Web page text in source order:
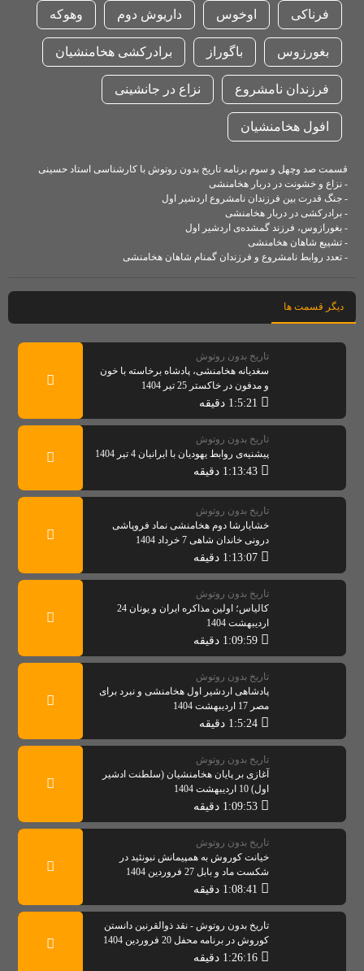
فرناکی اوخوس داریوش دوم وهوکه
بغورزوس باگوراز برادرکشی هخامنشیان
فرزندان نامشروع نزاع در جانشینی
افول هخامنشیان
قسمت صد وچهل و سوم برنامه تاریخ بدون روتوش با کارشناسی استاد حسینی
- نزاع و خشونت در دربار هخامنشی
- جنگ قدرت بین فرزندان نامشروع اردشیر اول
- برادرکشی در دربار هخامنشی
- بغورازوس، فرزند گمشده‌‌ی اردشیر اول
- تشییع شاهان هخامنشی
- تعدد روابط نامشروع و فرزندان گمنام شاهان هخامنشی
دیگر قسمت ها
تاریخ بدون روتوش
سغدیانه هخامنشی، پادشاه برخاسته با خون
و مدفون در خاکستر 25 تیر 1404
تاریخ بدون روتوش
پیشنیه‌ی روابط يهوديان با ایرانیان 4 تیر 1404
تاریخ بدون روتوش
خشایارشا دوم هخامنشی نماد فروپاشی
درونی خاندان شاهی 7 خرداد 1404
تاریخ بدون روتوش
کالیاس؛ اولین مذاکره ایران و یونان 24
اردیبهشت 1404
تاریخ بدون روتوش
پادشاهی اردشیر اول هخامنشی و نبرد برای
مصر 17 اردیبهشت 1404
تاریخ بدون روتوش
آغازی بر پایان هخامنشیان (سلطنت ادشیر
اول) 10 اردیبهشت 1404
تاریخ بدون روتوش
خیانت کوروش به همپیمانش نبونئید در
شکست ماد و بابل 27 فروردین 1404
تاریخ بدون روتوش - نقد ذوالقرنین دانستن
کوروش در برنامه محفل 20 فروردین 1404